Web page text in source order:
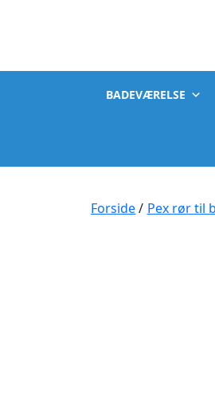
BADEVÆRELSE
Forside/ Pex rør til